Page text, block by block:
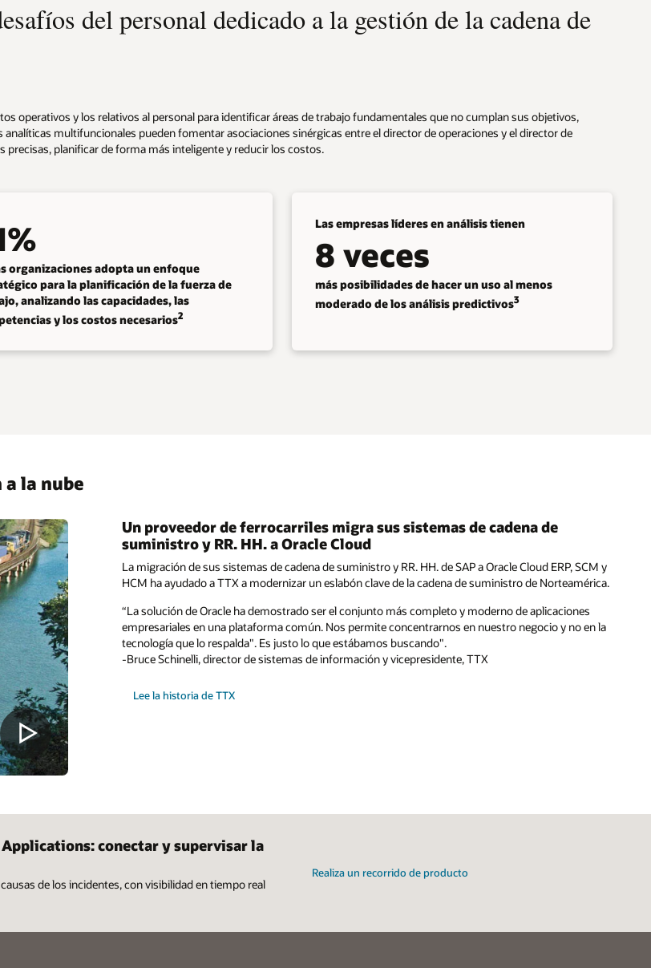
del personal dedicado a la gestión de la cadena de
operativos y los relativos al personal para identificar áreas de trabajo fundamentales que no cumplan sus objetivos,
multifuncionales pueden fomentar asociaciones sinérgicas entre el director de operaciones y el director de
planificar de forma más inteligente y reducir los costos.
organizaciones adopta un enfoque
para la planificación de la fuerza de
analizando las capacidades, las
y los costos necesarios2
Las empresas líderes en análisis tienen
8 veces
más posibilidades de hacer un uso al menos
moderado de los análisis predictivos3
la nube
Un proveedor de ferrocarriles migra sus sistemas de cadena de
suministro y RR. HH. a Oracle Cloud
La migración de sus sistemas de cadena de suministro y RR. HH. de SAP a Oracle Cloud ERP, SCM y
HCM ha ayudado a TTX a modernizar un eslabón clave de la cadena de suministro de Norteamérica.
“La solución de Oracle ha demostrado ser el conjunto más completo y moderno de aplicaciones
empresariales en una plataforma común. Nos permite concentrarnos en nuestro negocio y no en la
tecnología que lo respalda". Es justo lo que estábamos buscando".
-Bruce Schinelli, director de sistemas de información y vicepresidente, TTX
Lee la historia de TTX
conectar y supervisar la
de los incidentes, con visibilidad en tiempo real
Realiza un recorrido de producto